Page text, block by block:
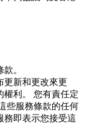
。
更新和更改來更
權利。 您有責任定
些服務條款的任何
務即表示您接受這